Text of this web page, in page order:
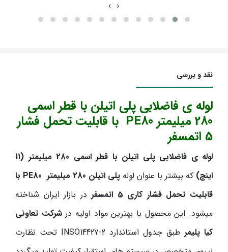
‹
›
نقد و بررسی
لوله ی فاضلابی پلی اتیلن با قطر اسمی
280 میلیمتر PE80 با قابلیت تحمل فشار
5 اتمسفر
لوله ی فاضلابی پلی اتیلن با قطر اسمی 280 میلیمتر (11
اینچ) که بیشتر با عنوان لوله پلی اتیلن 280 میلیمتر PE80 با
قابلیت تحمل فشار کاری 5 اتمسفر
در بازار ایران شناخته
میشود. این محصول با بهترین مواد اولیه درشرکت تعاونی
کیا پلیمر طبق جدول استاندارد INSO14427-2 تحت نظارت